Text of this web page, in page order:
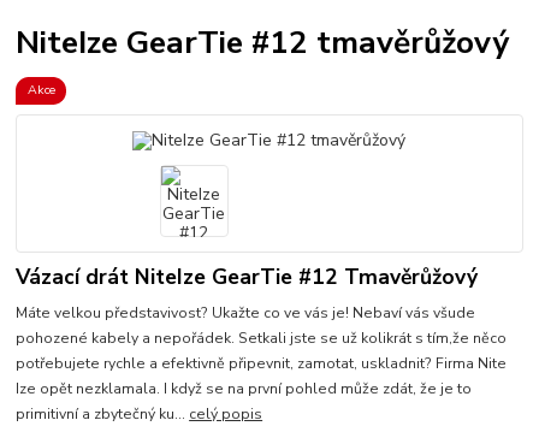
NiteIze GearTie #12 tmavěrůžový
Akce
Vázací drát NiteIze GearTie #12 Tmavěrůžový
Máte velkou představivost? Ukažte co ve vás je! Nebaví vás všude
pohozené kabely a nepořádek. Setkali jste se už kolikrát s tím,že něco
potřebujete rychle a efektivně připevnit, zamotat, uskladnit? Firma Nite
Ize opět nezklamala. I když se na první pohled může zdát, že je to
primitivní a zbytečný ku... celý popis